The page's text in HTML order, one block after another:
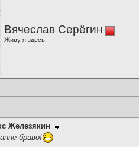
Вячеслав Серёгин
Живу я здесь
Железякин
браво!